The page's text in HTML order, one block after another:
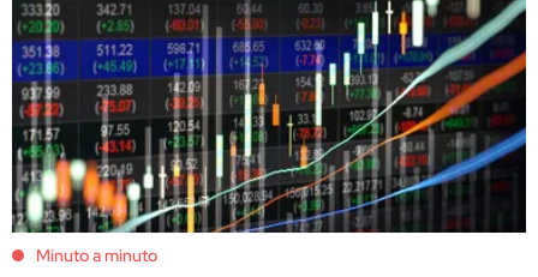
Minuto a minuto